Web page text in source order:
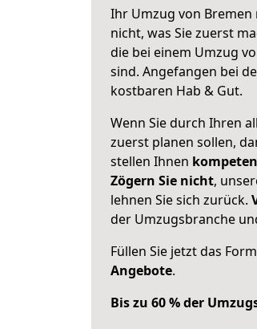
Ihr Umzug von Bremen
nicht, was Sie zuerst
die bei einem Umzug
sind. Angefangen bei
kostbaren Hab & Gut.
Wenn Sie durch Ihren
zuerst planen sollen,
stellen Ihnen
Zögern Sie nicht,
lehnen Sie sich zurück.
der Umzugsbranche
Füllen Sie jetzt das
Angebote.
Bis zu 60 % der